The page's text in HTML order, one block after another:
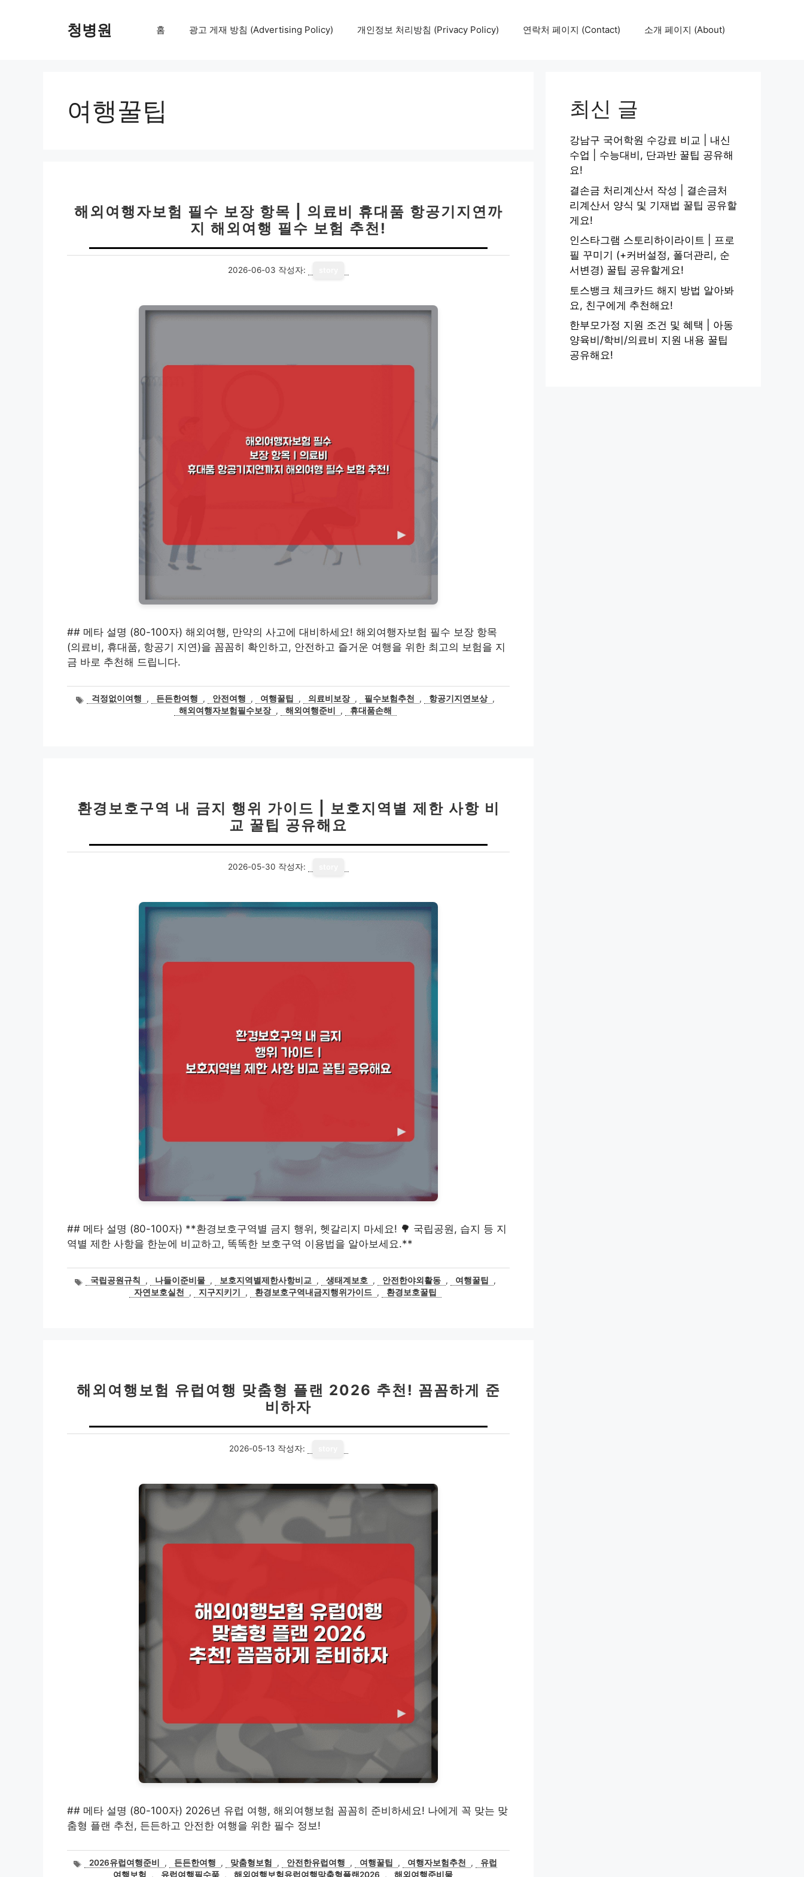
청병원 홈 광고 게재 방침 (Advertising Policy) 개인정보 처리방침 (Privacy Policy) 연락처 페이지 (Contact) 소개 페이지 (About)
여행꿀팁
해외여행자보험 필수 보장 항목 | 의료비 휴대품 항공기지연까
지 해외여행 필수 보험 추천!
2026-06-03 작성자:
## 메타 설명 (80-100자) 해외여행, 만약의 사고에 대비하세요! 해외여행자보험 필수 보장 항목
(의료비, 휴대품, 항공기 지연)을 꼼꼼히 확인하고, 안전하고 즐거운 여행을 위한 최고의 보험을 지
금 바로 추천해 드립니다.
태걱정없이여행 , 든든한여행 , 안전여행 , 여행꿀팁 , 의료비보장 , 필수보험추천 , 항공기지연보상 ,
해외여행자보험필수보장 , 해외여행준비 , 휴대품손해
환경보호구역 내 금지 행위 가이드 | 보호지역별 제한 사항 비
교 꿀팁 공유해요
2026-05-30 작성자:
## 메타 설명 (80-100자) **환경보호구역별 금지 행위, 헷갈리지 마세요! 🌳 국립공원, 습지 등 지
역별 제한 사항을 한눈에 비교하고, 똑똑한 보호구역 이용법을 알아보세요.**
태국립공원규칙 , 나들이준비물 , 보호지역별제한사항비교 , 생태계보호 , 안전한야외활동 , 여행꿀팁
,
자연보호실천
, 지구지키기 , 환경보호구역내금지행위가이드 , 환경보호꿀팁
해외여행보험 유럽여행 맞춤형 플랜 2026 추천! 꼼꼼하게 준
비하자
2026-05-13 작성자:
## 메타 설명 (80-100자) 2026년 유럽 여행, 해외여행보험 꼼꼼히 준비하세요! 나에게 꼭 맞는 맞
춤형 플랜 추천, 든든하고 안전한 여행을 위한 필수 정보!
태2026유럽여행준비 , 든든한여행 , 맞춤형보험 , 안전한유럽여행 , 여행꿀팁 , 여행자보험추천 ,
유럽
여행보험
, 유럽여행필수품 , 해외여행보험유럽여행맞춤형플랜2026 , 해외여행준비물
최신 글
강남구 국어학원 수강료 비교 | 내신
수업 | 수능대비, 단과반 꿀팁 공유해
요!
결손금 처리계산서 작성 | 결손금처
리계산서 양식 및 기재법 꿀팁 공유할
게요!
인스타그램 스토리하이라이트 | 프로
필 꾸미기 (+커버설정, 폴더관리, 순
서변경) 꿀팁 공유할게요!
토스뱅크 체크카드 해지 방법 알아봐
요, 친구에게 추천해요!
한부모가정 지원 조건 및 혜택 | 아동
양육비/학비/의료비 지원 내용 꿀팁
공유해요!